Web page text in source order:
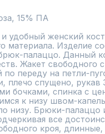
15% ПА
удобный женский
материала. Изделие
палаццо. Данный
Жакет свободного
по переду на петли-
плечо спущено, рукав
бочками, спинка с
к низу швом-
низу. Брюки-палаццо
все
кроя,